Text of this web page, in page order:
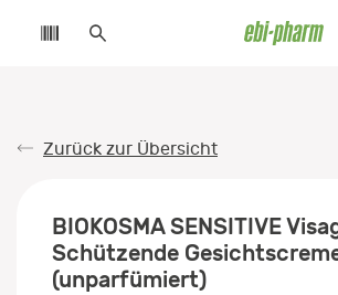
Zurück zur Übersicht
BIOKOSMA SENSITIVE
Schützende
(unparfümiert)